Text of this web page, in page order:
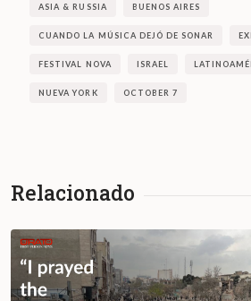
ASIA & RUSSIA BUENOS AIRES
CUANDO LA MÚSICA DEJÓ DE SONAR
FESTIVAL NOVA ISRAEL
NUEVA YORK OCTOBER 7
Relacionado